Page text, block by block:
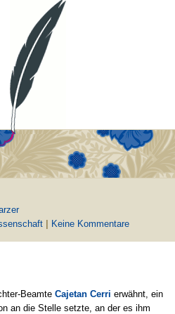
Keine Kommentare
Beamte Cajetan Cerri erwähnt, ein
an die Stelle setzte, an der es ihm